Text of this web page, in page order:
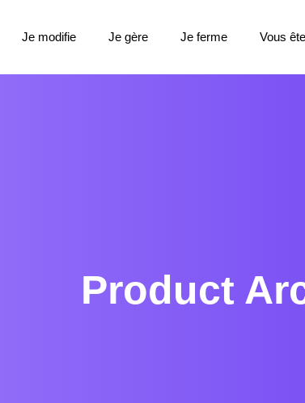
Je modifie Je gère Je ferme Vous
Product